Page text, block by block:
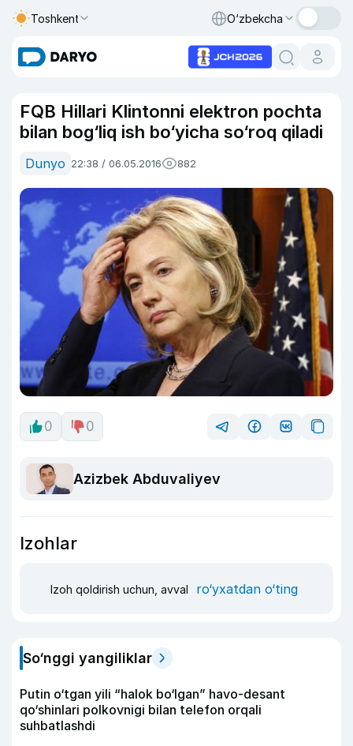
Toshkent O‘zbekcha
FQB Hillari Klintonni elektron pochta
bilan bog‘liq ish bo‘yicha so‘roq qiladi
Dunyo 22:38 / 06.05.2016 882
0 0
Azizbek Abduvaliyev
Izohlar
Izoh qoldirish uchun, avval ro‘yxatdan o‘ting
So‘nggi yangiliklar
Putin o‘tgan yili “halok bo‘lgan” havo-desant
qo‘shinlari polkovnigi bilan telefon orqali
suhbatlashdi